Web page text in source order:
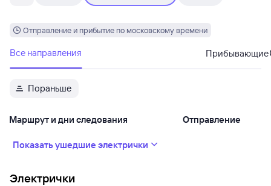
Отправление и прибытие по московскому времени
Все направления Прибывающие
Пораньше
Маршрут и дни следования Отправление
Показать ушедшие электрички
Электрички